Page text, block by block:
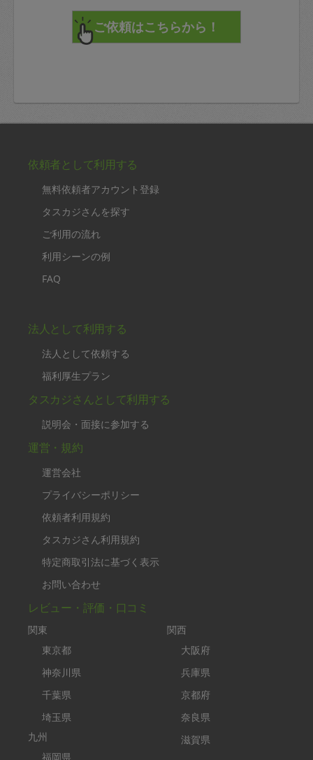
依頼者として利用する
無料依頼者アカウント登録
タスカジさんを探す
ご利用の流れ
利用シーンの例
FAQ
法人として利用する
法人として依頼する
福利厚生プラン
タスカジさんとして利用する
説明会・面接に参加する
運営・規約
運営会社
プライバシーポリシー
依頼者利用規約
タスカジさん利用規約
特定商取引法に基づく表示
お問い合わせ
レビュー・評価・口コミ
関東
東京都
神奈川県
千葉県
埼玉県
九州
福岡県
関西
大阪府
兵庫県
京都府
奈良県
滋賀県